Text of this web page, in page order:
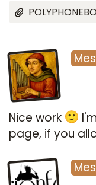
Nice work
page, if you